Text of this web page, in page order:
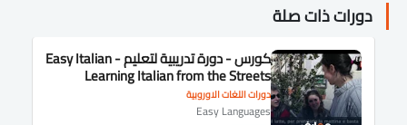
دورات ذات صلة
دورات اللغات الاوروبية
كورس - دورة تدريبية لتعليم Easy Italian -
Learning Italian from the Streets
Easy Languages